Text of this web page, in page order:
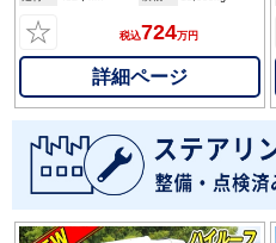
☆ 税込724万円
詳細ページ